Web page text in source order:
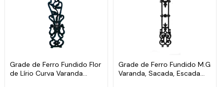
Grade de Ferro Fundido Flor
de Lírio Curva Varanda
Grade de Ferro Fundido M.G
Varanda, Sacada, Escada